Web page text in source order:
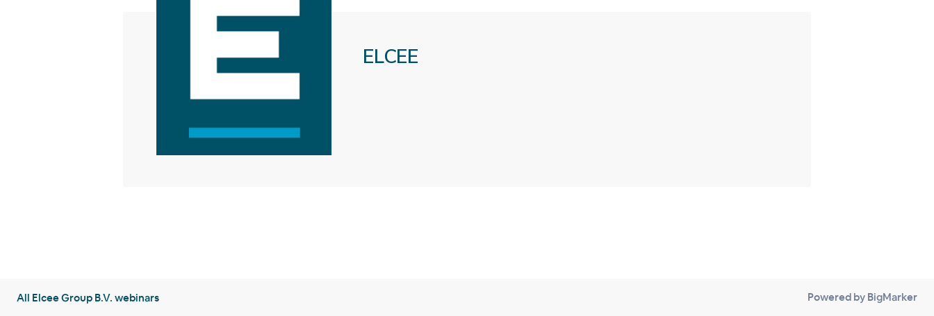
ELCEE
All Elcee Group B.V. webinars Powered by BigMarker